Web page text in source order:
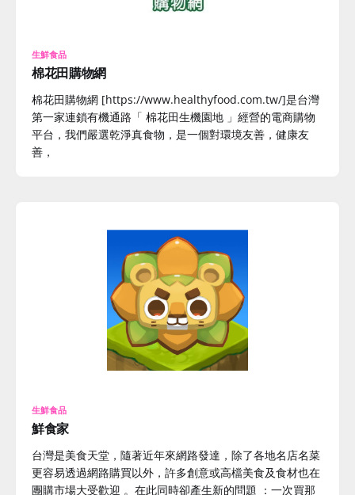
生鮮食品
棉花田購物網
棉花田購物網 [https://www.healthyfood.com.tw/]是台灣
第一家連鎖有機通路「 棉花田生機園地 」經營的電商購物
平台，我們嚴選乾淨真食物，是一個對環境友善，健康友
善，
生鮮食品
鮮食家
台灣是美食天堂，隨著近年來網路發達，除了各地名店名菜
更容易透過網路購買以外，許多創意或高檔美食及食材也在
團購市場大受歡迎 。在此同時卻產生新的問題 ：一次買那